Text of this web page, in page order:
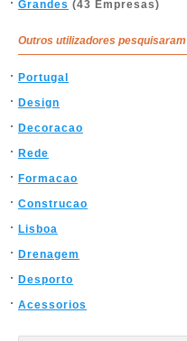
Grandes (43 Empresas)
Outros utilizadores pesquisaram
Portugal
Design
Decoracao
Rede
Formacao
Construcao
Lisboa
Drenagem
Desporto
Acessorios